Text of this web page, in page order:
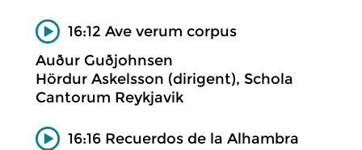
16:12 Ave verum corpus
Auður Guðjohnsen
Hördur Askelsson (dirigent), Schola
Cantorum Reykjavik
16:16 Recuerdos de la Alhambra